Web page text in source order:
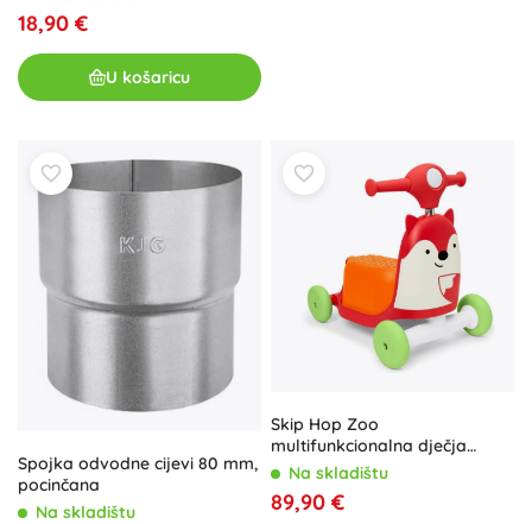
18,90 €
U košaricu
Spojka odvodne cijevi 80 mm,
pocinčana
Na skladištu
Skip Hop Zoo
multifunkcionalna dječja
igračka 3u1
Na skladištu
89,90 €